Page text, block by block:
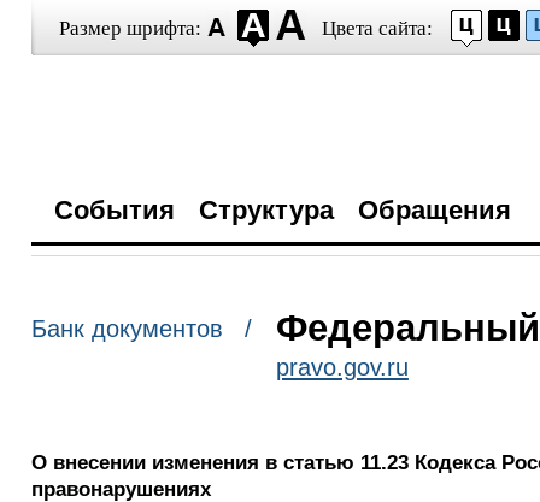
Размер шрифта: Цвета сайта:
События Структура Обращения
Банк документов / Федеральный
pravo.gov.ru
О внесении изменения в статью 11.23 Кодекса
правонарушениях